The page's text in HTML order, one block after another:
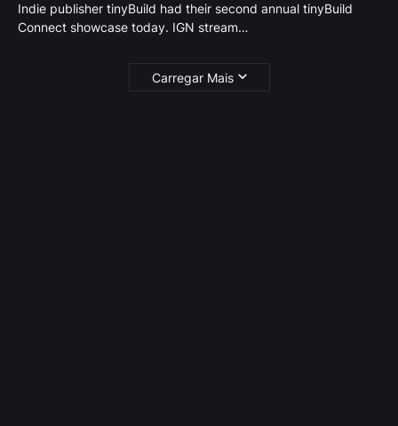
Indie publisher tinyBuild had their second annual tinyBuild
Connect showcase today. IGN stream…
Carregar Mais